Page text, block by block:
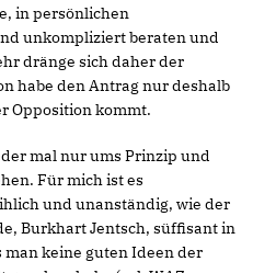
in persönlichen
unkompliziert beraten und
dränge sich daher der
habe den Antrag nur deshalb
Opposition kommt.
mal nur ums Prinzip und
Für mich ist es
und unanständig, wie der
Burkhart Jentsch, süffisant in
keine guten Ideen der